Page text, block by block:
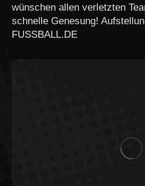
wünschen allen verletzten
schnelle Genesung!
FUSSBALL.DE